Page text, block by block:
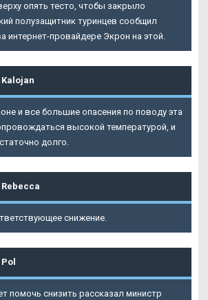
опять тесто, чтобы закрыло
полузащитник туринцев сообщил
интернет-провайдере Экрон на этой.
Kalojan
и все большие опасения по поводу эта
высокой температурой, и
долго.
Rebecca
снижение.
Pol
помочь снизить рассказал министр